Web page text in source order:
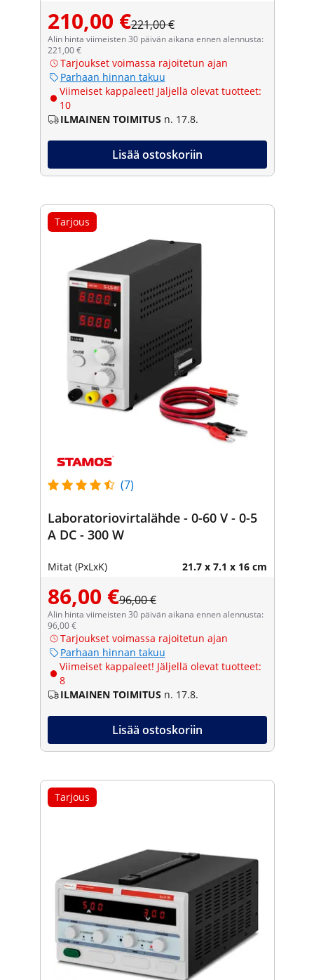
210,00 €221,00 €
Alin hinta viimeisten 30 päivän aikana ennen alennusta:
221,00 €
Tarjoukset voimassa rajoitetun ajan
Parhaan hinnan takuu
Viimeiset kappaleet! Jäljellä olevat tuotteet:
10
ILMAINEN TOIMITUS n. 17.8.
Lisää ostoskoriin
Tarjous
(7)
Laboratoriovirtalähde - 0-60 V - 0-5
A DC - 300 W
Mitat (PxLxK) 21.7 x 7.1 x 16 cm
86,00 €96,00 €
Alin hinta viimeisten 30 päivän aikana ennen alennusta:
96,00 €
Tarjoukset voimassa rajoitetun ajan
Parhaan hinnan takuu
Viimeiset kappaleet! Jäljellä olevat tuotteet:
8
ILMAINEN TOIMITUS n. 17.8.
Lisää ostoskoriin
Tarjous